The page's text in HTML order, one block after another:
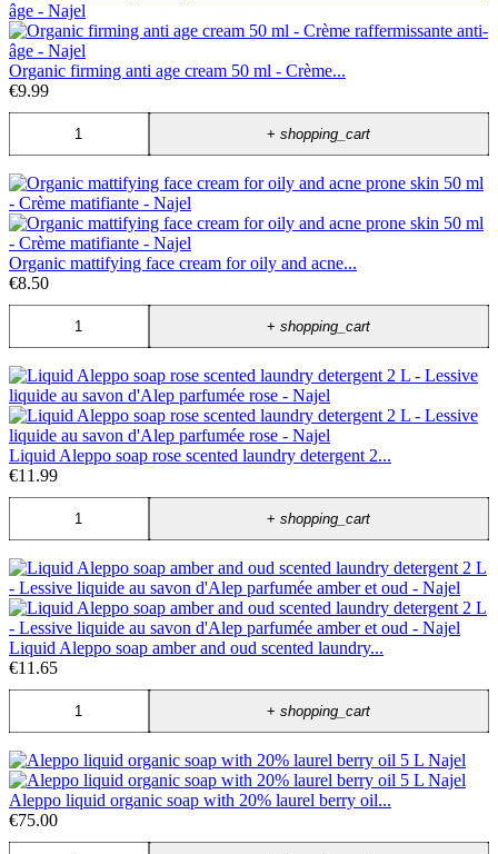
Organic firming anti age cream 50 ml - Crème...
€9.99
+shopping_cart
Organic mattifying face cream for oily and acne...
€8.50
+shopping_cart
Liquid Aleppo soap rose scented laundry detergent 2...
€11.99
+shopping_cart
Liquid Aleppo soap amber and oud scented laundry...
€11.65
+shopping_cart
Aleppo liquid organic soap with 20% laurel berry oil...
€75.00